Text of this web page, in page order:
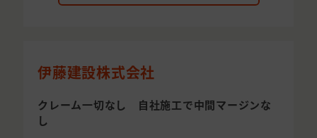
伊藤建設株式会社
クレーム一切なし 自社施工で中間マージンな
し